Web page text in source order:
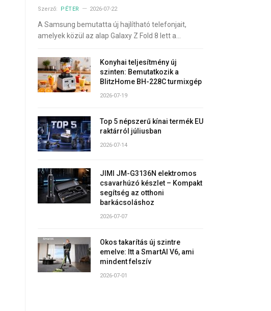
Szerző: PÉTER 2026-07-22
A Samsung bemutatta új hajlítható telefonjait,
amelyek közül az alap Galaxy Z Fold 8 lett a…
Konyhai teljesítmény új
szinten: Bemutatkozik a
BlitzHome BH-228C turmixgép
2026-07-19
Top 5 népszerű kínai termék EU
raktárról júliusban
2026-07-14
JIMI JM-G3136N elektromos
csavarhúzó készlet – Kompakt
segítség az otthoni
barkácsoláshoz
2026-07-07
Okos takarítás új szintre
emelve: Itt a SmartAI V6, ami
mindent felszív
2026-07-01